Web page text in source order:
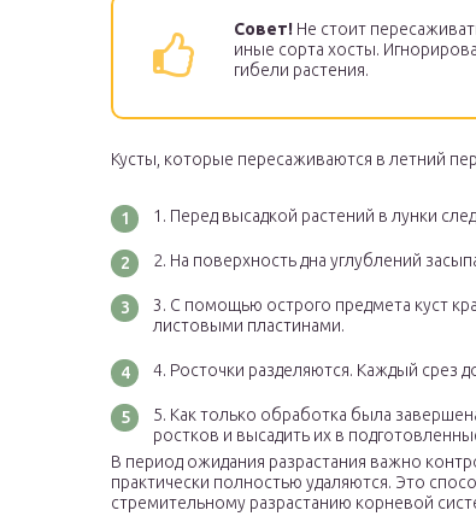
Совет! Не стоит
иные сорта хосты.
гибели растения.
Кусты, которые пересаживаются в летний
Перед высадкой растений в лунки
На поверхность дна углублений
С помощью острого предмета куст
листовыми пластинами.
Росточки разделяются. Каждый срез
Как только обработка была
ростков и высадить их в
В период ожидания разрастания важно
практически полностью удаляются. Это
стремительному разрастанию корневой